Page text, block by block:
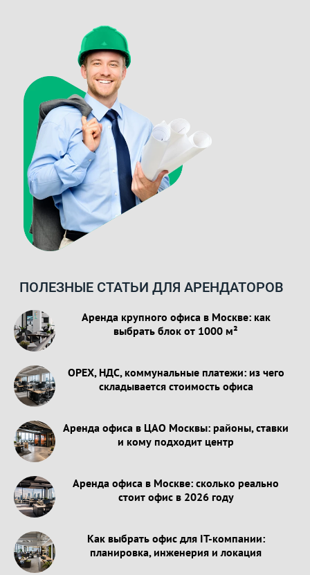
ПОЛЕЗНЫЕ СТАТЬИ ДЛЯ АРЕНДАТОРОВ
Аренда крупного офиса в Москве: как
выбрать блок от 1000 м²
OPEX, НДС, коммунальные платежи: из чего
складывается стоимость офиса
Аренда офиса в ЦАО Москвы: районы, ставки
и кому подходит центр
Аренда офиса в Москве: сколько реально
стоит офис в 2026 году
Как выбрать офис для IT-компании:
планировка, инженерия и локация